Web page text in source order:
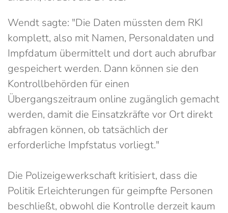
Wendt sagte: "Die Daten müssten dem RKI
komplett, also mit Namen, Personaldaten und
Impfdatum übermittelt und dort auch abrufbar
gespeichert werden. Dann können sie den
Kontrollbehörden für einen
Übergangszeitraum online zugänglich gemacht
werden, damit die Einsatzkräfte vor Ort direkt
abfragen können, ob tatsächlich der
erforderliche Impfstatus vorliegt."
Die Polizeigewerkschaft kritisiert, dass die
Politik Erleichterungen für geimpfte Personen
beschließt, obwohl die Kontrolle derzeit kaum